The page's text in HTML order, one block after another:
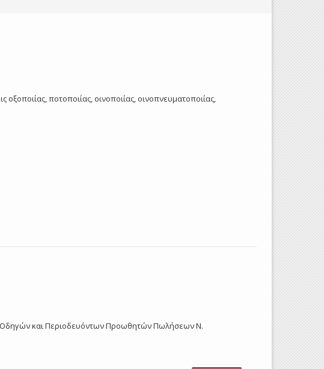
ποτοποιίας, οινοποιίας, οινοπνευματοποιίας,
Οδηγών και Περιοδευόντων Προωθητών Πωλήσεων Ν.